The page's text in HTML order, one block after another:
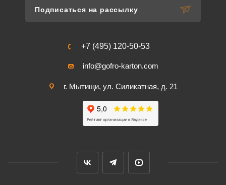
Подписаться на рассылку
+7 (495) 120-50-53
info@gofro-karton.com
г. Мытищи, ул. Силикатная, д. 21